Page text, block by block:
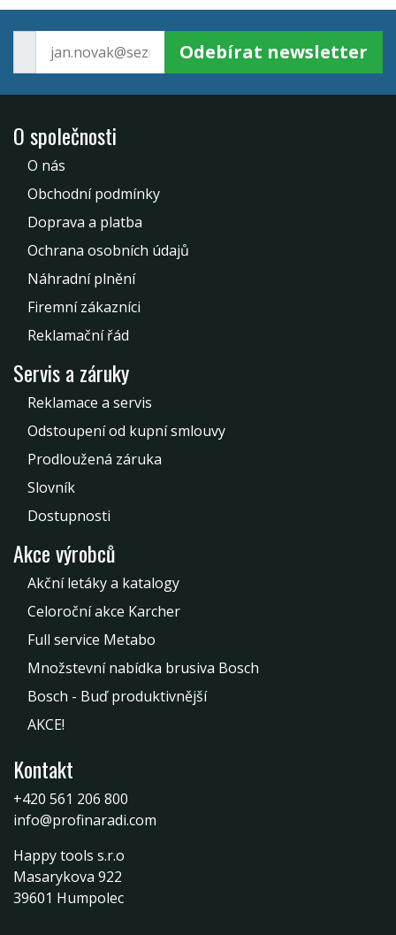
Odebírat newsletter
O společnosti
O nás
Obchodní podmínky
Doprava a platba
Ochrana osobních údajů
Náhradní plnění
Firemní zákazníci
Reklamační řád
Servis a záruky
Reklamace a servis
Odstoupení od kupní smlouvy
Prodloužená záruka
Slovník
Dostupnosti
Akce výrobců
Akční letáky a katalogy
Celoroční akce Karcher
Full service Metabo
Množstevní nabídka brusiva Bosch
Bosch - Buď produktivnější
AKCE!
Kontakt
+420 561 206 800
info@profinaradi.com
Happy tools s.r.o
Masarykova 922
39601 Humpolec